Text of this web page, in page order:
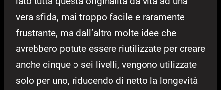
vera sfida, mai troppo facile e raramente
frustrante, ma dall’altro molte idee che
avrebbero potute essere riutilizzate per creare
anche cinque o sei livelli, vengono utilizzate
solo per uno, riducendo di netto la longevità